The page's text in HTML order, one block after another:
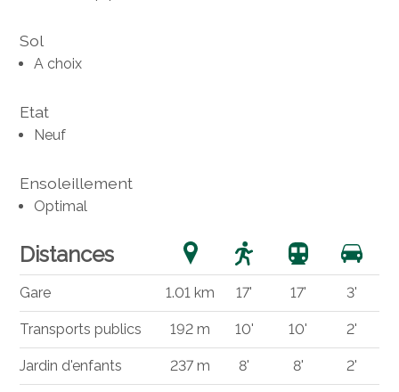
Sol
A choix
Etat
Neuf
Ensoleillement
Optimal
Distances
Gare 1.01 km 17' 17' 3'
Transports publics 192 m 10' 10' 2'
Jardin d'enfants 237 m 8' 8' 2'